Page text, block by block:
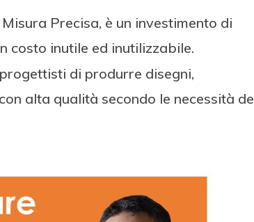
Precisa, è un investimento di
costo inutile ed inutilizzabile.
di produrre disegni,
alta qualità secondo le necessità